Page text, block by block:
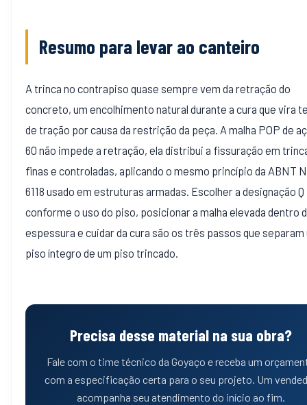
Resumo para levar ao canteiro
A trinca no contrapiso quase sempre vem da retração do
concreto, um encolhimento natural durante a cura que vira
de tração por causa da restrição da peça. A malha POP de
60 não impede a retração, ela distribui a fissuração em
finas e controladas, aplicando o mesmo princípio da ABNT
6118 usado em estruturas armadas. Escolher a designação Q
conforme o uso do piso, posicionar a malha elevada dentro
espessura e cuidar da cura são os três passos que separam
piso íntegro de um piso trincado.
Precisa desse material na sua obra?
Fale com o time técnico da Goyaço e receba um
com a especificação certa para o seu projeto. Um
acompanha seu atendimento do início ao fim.